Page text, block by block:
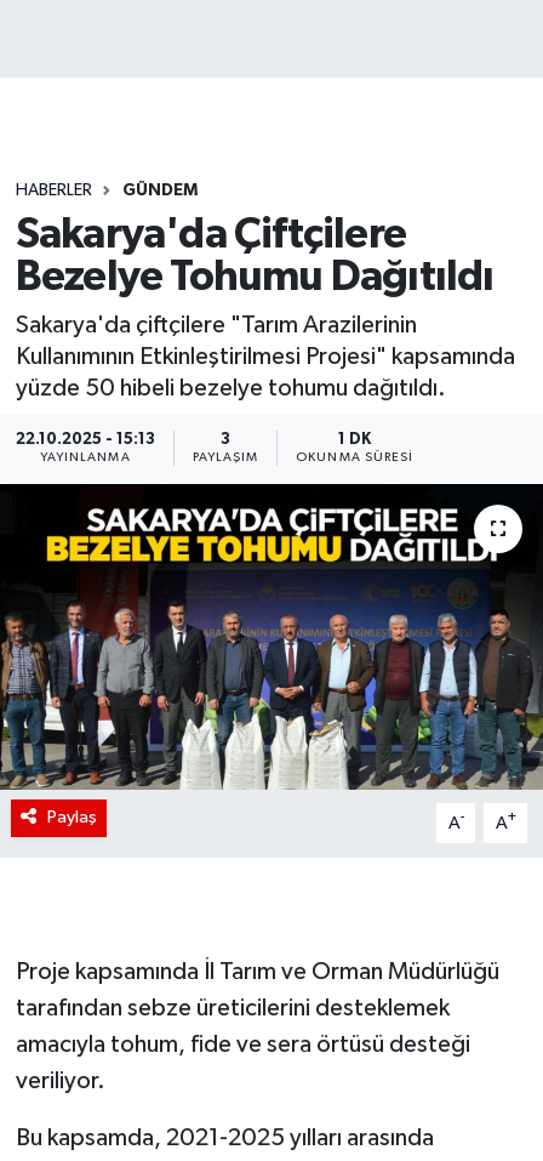
HABERLER GÜNDEM
Sakarya'da Çiftçilere
Bezelye Tohumu Dağıtıldı
Sakarya'da çiftçilere "Tarım Arazilerinin
Kullanımının Etkinleştirilmesi Projesi" kapsamında
yüzde 50 hibeli bezelye tohumu dağıtıldı.
22.10.2025 - 15:13
YAYINLANMA
3
PAYLAŞIM
1 DK
OKUNMA SÜRESI
Paylaş A- A+
Proje kapsamında İl Tarım ve Orman Müdürlüğü
tarafından sebze üreticilerini desteklemek
amacıyla tohum, fide ve sera örtüsü desteği
veriliyor.
Bu kapsamda, 2021-2025 yılları arasında